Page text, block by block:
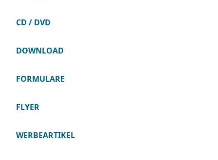
CD / DVD
DOWNLOAD
FORMULARE
FLYER
WERBEARTIKEL